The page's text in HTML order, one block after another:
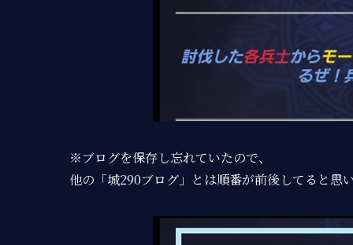
※ブログを保存し忘れていたので、
他の「城290ブログ」とは順番が前後してると思